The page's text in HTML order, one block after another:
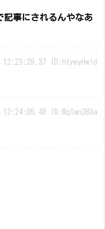
記事にされるんやなあ
ID:htyeyHwld
ID:Wq1wn3BXa